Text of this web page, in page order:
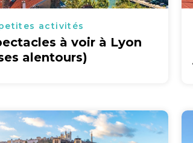
activités
à voir à Lyon
alentours)